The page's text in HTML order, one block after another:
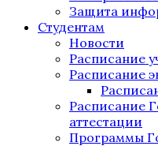
Защита
Студентам
Новости
Расписание
Расписание
Расписание
аттестации
Программы